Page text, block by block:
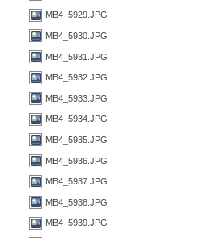
MB4_5929.JPG
MB4_5930.JPG
MB4_5931.JPG
MB4_5932.JPG
MB4_5933.JPG
MB4_5934.JPG
MB4_5935.JPG
MB4_5936.JPG
MB4_5937.JPG
MB4_5938.JPG
MB4_5939.JPG